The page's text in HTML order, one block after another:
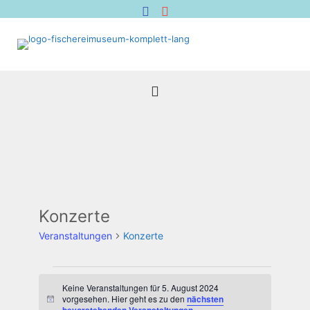
Konzerte
Veranstaltungen Konzerte
für
Hinweis
Keine Veranstaltungen für 5. August 2024
vorgesehen. Hier geht es zu dennächsten